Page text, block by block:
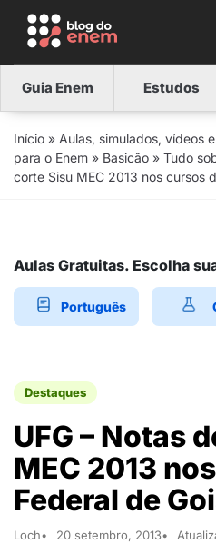
Guia Enem Estudos
Início » Aulas, simulados, vídeos
para o Enem » Basicão » Tudo
corte Sisu MEC 2013 nos cursos
Aulas Gratuitas. Escolha
Português
Destaques
UFG – Notas
MEC 2013
Federal de
Loch 20 setembro, 2013